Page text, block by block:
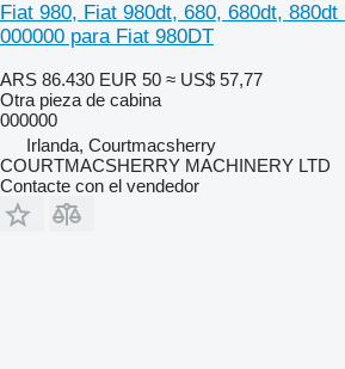
Fiat 980, Fiat 980dt, 680, 680dt, 880dt
000000 para Fiat 980DT
ARS 86.430 EUR 50 ≈ US$ 57,77
Otra pieza de cabina
000000
Irlanda, Courtmacsherry
COURTMACSHERRY MACHINERY LTD
Contacte con el vendedor